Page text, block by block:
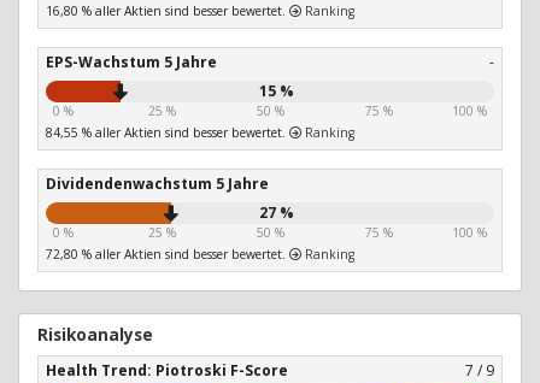
16,80 % aller Aktien sind besser bewertet.
Ranking
EPS-Wachstum 5 Jahre
-
15 %
0 % 25 % 50 % 75 %
100 %
84,55 % aller Aktien sind besser bewertet.
Ranking
Dividendenwachstum 5 Jahre
27 %
0 % 25 % 50 % 75 %
100 %
72,80 % aller Aktien sind besser bewertet.
Ranking
Risikoanalyse
Health Trend: Piotroski F-Score 7 / 9